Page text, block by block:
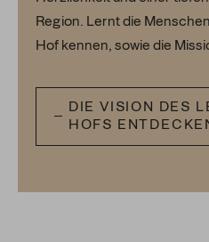
Region. Lernt die
Hof kennen, sowie die
DIE VISION DES
HOFS